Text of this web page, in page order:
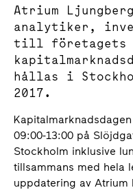
Atrium
analytiker,
till företagets
hållas i
2017.
09:00-13:00 på
Stockholm inklusive
tillsammans med hela
uppdatering av